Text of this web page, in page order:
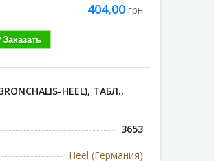
404,00грн
Заказать
HEEL), ТАБЛ.,
3653
Heel (Германия)